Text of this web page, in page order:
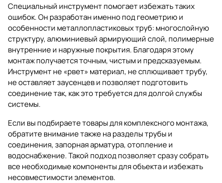
Специальный инструмент помогает избежать таких
ошибок. Он разработан именно под геометрию и
особенности металлопластиковых труб: многослойную
структуру, алюминиевый армирующий слой, полимерные
внутренние и наружные покрытия. Благодаря этому
монтаж получается точным, чистым и предсказуемым.
Инструмент не «рвет» материал, не сплющивает трубу,
не оставляет заусенцев и позволяет подготовить
соединение так, как это требуется для долгой службы
системы.
Если вы подбираете товары для комплексного монтажа,
обратите внимание также на разделытрубы и
соединения,запорная арматура,отоплениеи
водоснабжение. Такой подход позволяет сразу собрать
все необходимые компоненты для объекта и избежать
несовместимости элементов.